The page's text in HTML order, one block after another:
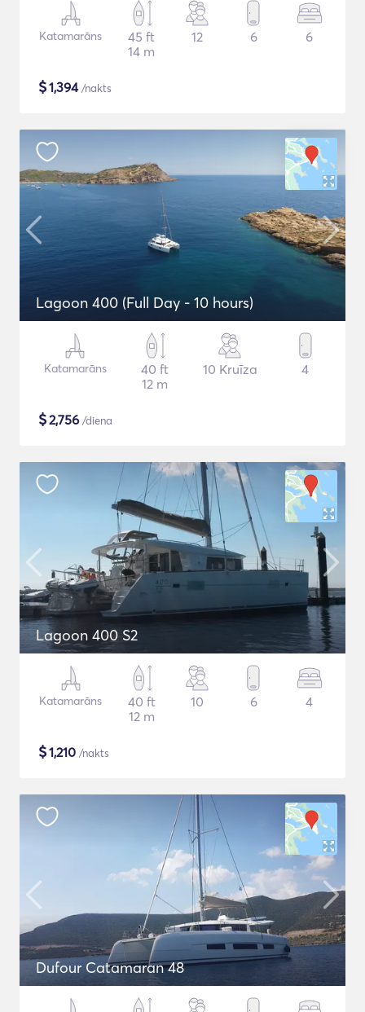
Katamarāns
45 ft
14 m
12 6 6
$1,394/nakts
Lagoon 400 (Full Day - 10 hours)
Katamarāns
40 ft
12 m
10 Kruīza 4
$2,756 /diena
Lagoon 400 S2
Katamarāns
40 ft
12 m
10 6 4
$1,210 /nakts
Dufour Catamaran 48